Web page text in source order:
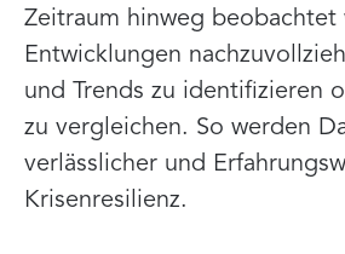
Zeitraum hinweg beobachtet
Entwicklungen
und Trends zu identifizieren
zu vergleichen. So werden
verlässlicher und
Krisenresilienz.